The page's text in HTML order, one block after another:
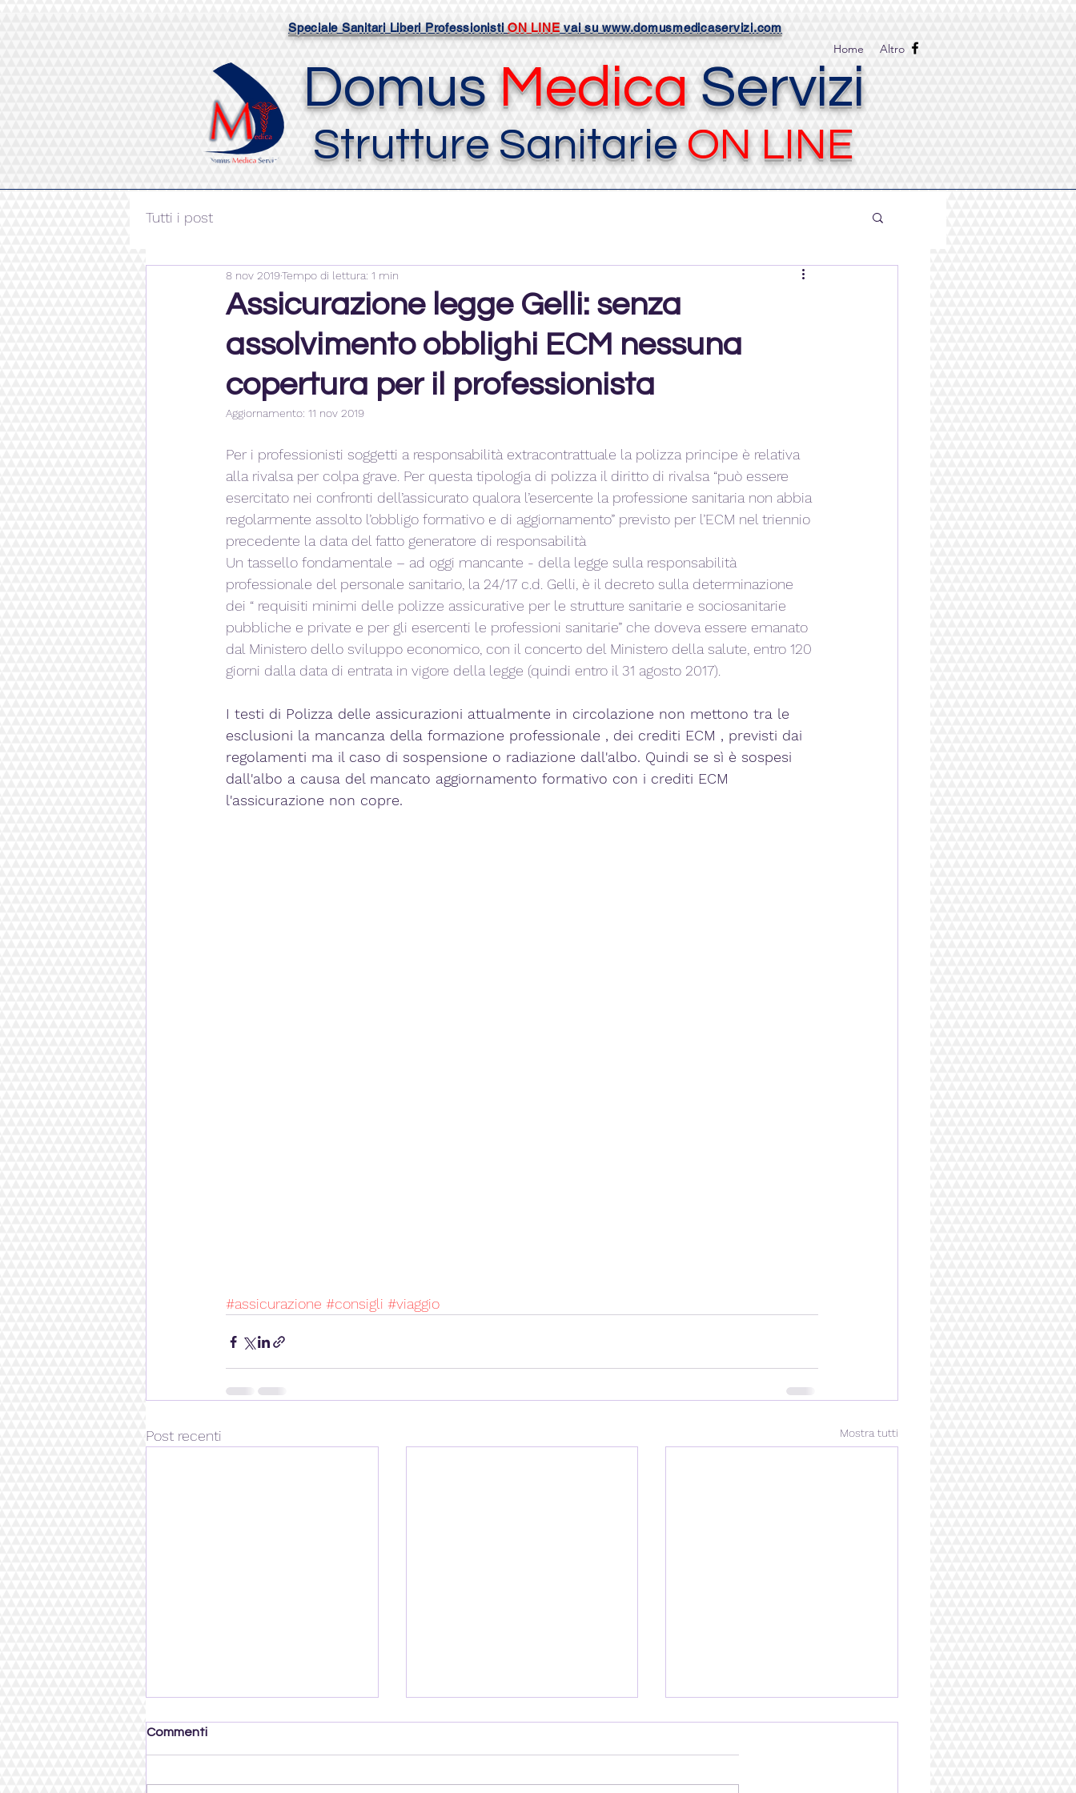
Home Altro
Speciale Sanitari Liberi ProfessionistiON LINEvai su www.domusmedicaservizi.com
DomusMedicaServizi
Strutture SanitarieON LINE
Tutti i post
Assicurazione legge Gelli: senza
assolvimento obblighi ECM nessuna
copertura per il professionista
8 nov 2019Tempo di lettura: 1 min
Aggiornamento: 11 nov 2019
Per i professionisti soggetti a responsabilità extracontrattuale la polizza principe è relativa
alla rivalsa per colpa grave. Per questa tipologia di polizza il diritto di rivalsa “può essere
esercitato nei confronti dell’assicurato qualora l’esercente la professione sanitaria non abbia
regolarmente assolto l’obbligo formativo e di aggiornamento” previsto per l’ECM nel triennio
precedente la data del fatto generatore di responsabilità
Un tassello fondamentale – ad oggi mancante - della legge sulla responsabilità
professionale del personale sanitario, la 24/17 c.d. Gelli, è il decreto sulla determinazione
dei “ requisiti minimi delle polizze assicurative per le strutture sanitarie e sociosanitarie
pubbliche e private e per gli esercenti le professioni sanitarie” che doveva essere emanato
dal Ministero dello sviluppo economico, con il concerto del Ministero della salute, entro 120
giorni dalla data di entrata in vigore della legge (quindi entro il 31 agosto 2017).
I testi di Polizza delle assicurazioni attualmente in circolazione non mettono tra le
esclusioni la mancanza della formazione professionale , dei crediti ECM , previsti dai
regolamenti ma il caso di sospensione o radiazione dall'albo. Quindi se sì è sospesi
dall'albo a causa del mancato aggiornamento formativo con i crediti ECM
l'assicurazione non copre.
#assicurazione #consigli #viaggio
Post recenti Mostra tutti
Commenti